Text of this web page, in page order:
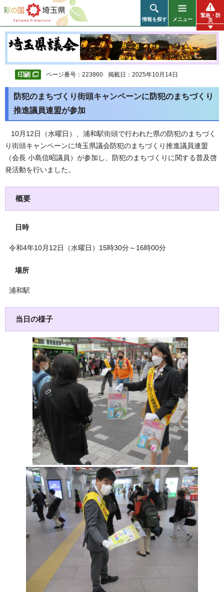
彩の国 埼玉県
情報を探す メニュー
緊急・防
災
ページ番号：223860 掲載日：2025年10月14日
防犯のまちづくり街頭キャンペーンに防犯のまちづくり
推進議員連盟が参加
10月12日（水曜日）、浦和駅街頭で行われた県の防犯のまちづく
り街頭キャンペーンに埼玉県議会防犯のまちづくり推進議員連盟
（会長 小島信昭議員）が参加し、防犯のまちづくりに関する普及啓
発活動を行いました。
概要
日時
令和4年10月12日（水曜日）15時30分～16時00分
場所
浦和駅
当日の様子